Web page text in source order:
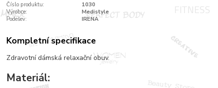
Číslo produktu:
1030
Výrobce:
Medistyle
Podešev:
IRENA
Kompletní specifikace
Zdravotní dámská relaxační obuv.
Materiál: